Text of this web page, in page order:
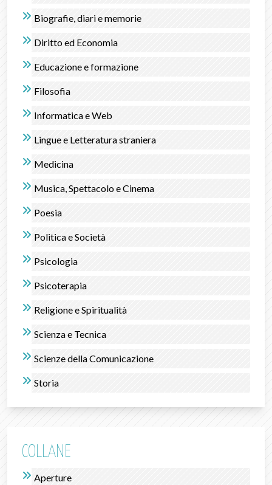
Biografie, diari e memorie
Diritto ed Economia
Educazione e formazione
Filosofia
Informatica e Web
Lingue e Letteratura straniera
Medicina
Musica, Spettacolo e Cinema
Poesia
Politica e Società
Psicologia
Psicoterapia
Religione e Spiritualità
Scienza e Tecnica
Scienze della Comunicazione
Storia
COLLANE
Aperture